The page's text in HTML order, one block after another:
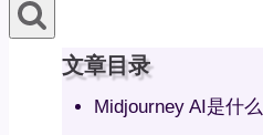
文章目录
Midjourney AI是什么